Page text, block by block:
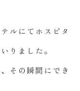
ルにてホスピタ
りました。
その瞬間にでき